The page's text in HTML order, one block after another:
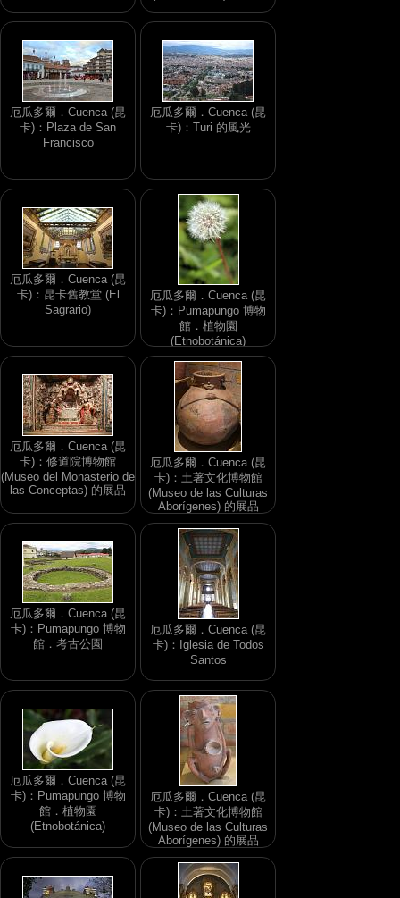
厄瓜多爾．Cuenca (昆
卡)：Plaza de San
Francisco
厄瓜多爾．Cuenca (昆
卡)：Turi 的風光
厄瓜多爾．Cuenca (昆
卡)：昆卡舊教堂 (El
Sagrario)
厄瓜多爾．Cuenca (昆
卡)：Pumapungo 博物
館．植物園
(Etnobotánica)
厄瓜多爾．Cuenca (昆
卡)：修道院博物館
(Museo del Monasterio de
las Conceptas) 的展品
厄瓜多爾．Cuenca (昆
卡)：土著文化博物館
(Museo de las Culturas
Aborígenes) 的展品
厄瓜多爾．Cuenca (昆
卡)：Pumapungo 博物
館．考古公園
厄瓜多爾．Cuenca (昆
卡)：Iglesia de Todos
Santos
厄瓜多爾．Cuenca (昆
卡)：Pumapungo 博物
館．植物園
(Etnobotánica)
厄瓜多爾．Cuenca (昆
卡)：土著文化博物館
(Museo de las Culturas
Aborígenes) 的展品